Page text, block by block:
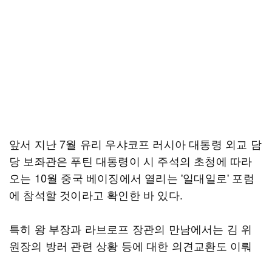
앞서 지난 7월 유리 우샤코프 러시아 대통령 외교 담
당 보좌관은 푸틴 대통령이 시 주석의 초청에 따라
오는 10월 중국 베이징에서 열리는 '일대일로' 포럼
에 참석할 것이라고 확인한 바 있다.
특히 왕 부장과 라브로프 장관의 만남에서는 김 위
원장의 방러 관련 상황 등에 대한 의견교환도 이뤄